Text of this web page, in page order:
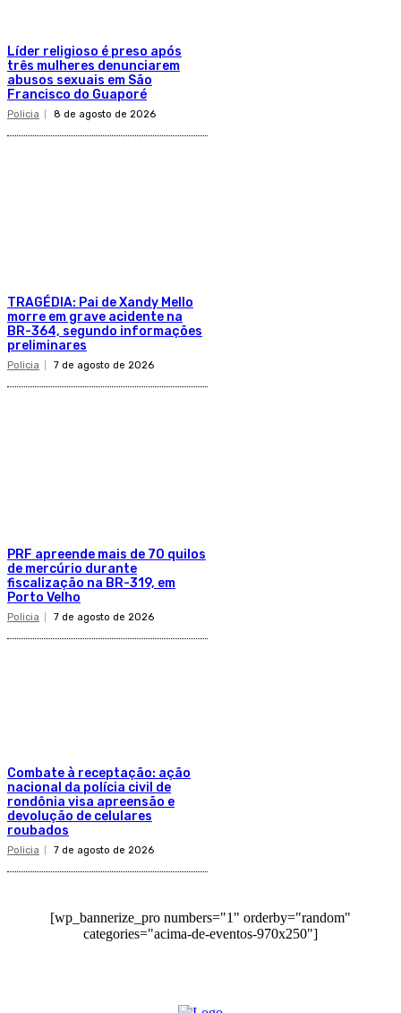
Líder religioso é preso após
três mulheres denunciarem
abusos sexuais em São
Francisco do Guaporé
Policia 8 de agosto de 2026
TRAGÉDIA: Pai de Xandy Mello
morre em grave acidente na
BR-364, segundo informações
preliminares
Policia 7 de agosto de 2026
PRF apreende mais de 70 quilos
de mercúrio durante
fiscalização na BR-319, em
Porto Velho
Policia 7 de agosto de 2026
Combate à receptação: ação
nacional da polícia civil de
rondônia visa apreensão e
devolução de celulares
roubados
Policia 7 de agosto de 2026
[wp_bannerize_pro numbers="1" orderby="random"
categories="acima-de-eventos-970x250"]